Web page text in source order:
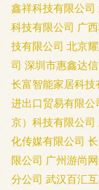
鑫祥科技有限公司
科技有限公司 广
技有限公司 北京
司 深圳市惠鑫达
长富智能家居科技
进出口贸易有限公
京）科技有限公司
化传媒有限公司
限公司 广州游尚
分公司 武汉百汇